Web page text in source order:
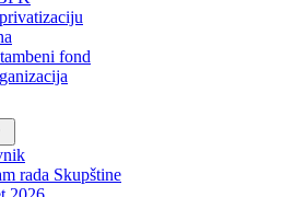
fond